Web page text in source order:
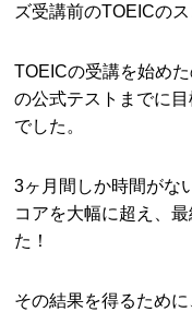
ズ受講前のTOEICの
TOEICの受講を始め
の公式テストまでに
でした。
3ヶ月間しか時間がな
コアを大幅に超え、
た！
その結果を得るため